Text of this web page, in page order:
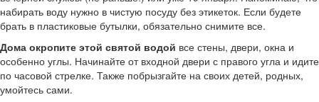
набирать воду нужно в чистую посуду без этикеток. Если будете
брать в пластиковые бутылки, обязательно снимите все.
Дома окропите этой святой водой все стены, двери, окна и
особенно углы. Начинайте от входной двери с правого угла и идите
по часовой стрелке. Также побрызгайте на своих детей, родных,
умойтесь сами.